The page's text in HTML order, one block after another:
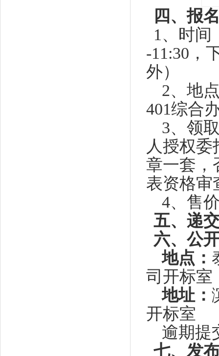
四、报
1、时间
-11:30 ，
外）
2、地
401综合
3、领
人授权
章一套，
表资格审
4、售
五、递
六、公
地点：
司开标室
地址：
开标室
逾期提
七、发